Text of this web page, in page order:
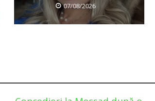
07/08/2026